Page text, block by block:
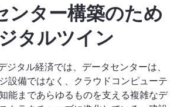
ンター構築のため
タルツイン
ジタル経済では、データセンターは、
設備ではなく、クラウドコンピューテ
能まであらゆるものを支える複雑なデ